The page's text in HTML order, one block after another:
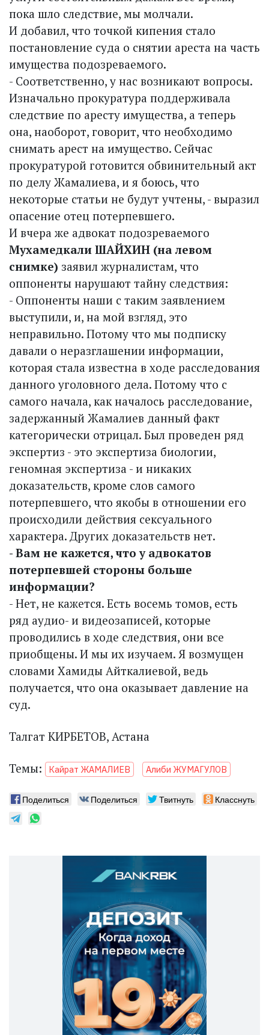
пока шло следствие, мы молчали.
И добавил, что точкой кипения стало
постановление суда о снятии ареста на часть
имущества подозреваемого.
- Соответственно, у нас возникают вопросы.
Изначально прокуратура поддерживала
следствие по аресту имущества, а теперь
она, наоборот, говорит, что необходимо
снимать арест на имущество. Сейчас
прокуратурой готовится обвинительный акт
по делу Жамалиева, и я боюсь, что
некоторые статьи не будут учтены, - выразил
опасение отец потерпевшего.
И вчера же адвокат подозреваемого
Мухамедкали ШАЙХИН (на левом
снимке) заявил журналистам, что
оппоненты нарушают тайну следствия:
- Оппоненты наши с таким заявлением
выступили, и, на мой взгляд, это
неправильно. Потому что мы подписку
давали о неразглашении информации,
которая стала известна в ходе расследования
данного уголовного дела. Потому что с
самого начала, как началось расследование,
задержанный Жамалиев данный факт
категорически отрицал. Был проведен ряд
экспертиз - это экспертиза биологии,
геномная экспертиза - и никаких
доказательств, кроме слов самого
потерпевшего, что якобы в отношении его
происходили действия сексуального
характера. Других доказательств нет.
- Вам не кажется, что у адвокатов
потерпевшей стороны больше
информации?
- Нет, не кажется. Есть восемь томов, есть
ряд аудио- и видеозаписей, которые
проводились в ходе следствия, они все
приобщены. И мы их изучаем. Я возмущен
словами Хамиды Айткалиевой, ведь
получается, что она оказывает давление на
суд.
Талгат КИРБЕТОВ, Астана
Темы: Кайрат ЖАМАЛИЕВ Алиби ЖУМАГУЛОВ
Поделиться Поделиться Твитнуть Класснуть